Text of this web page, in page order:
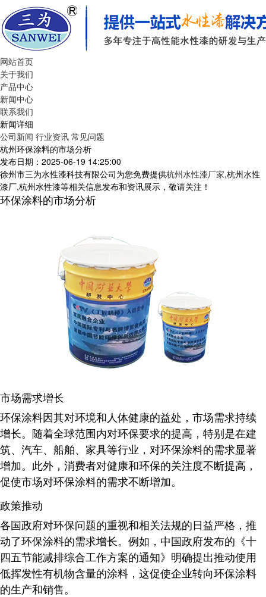
网站首页
关于我们
产品中心
新闻中心
联系我们
新闻详细
公司新闻 行业资讯 常见问题
杭州环保涂料的市场分析
发布日期：2025-06-19 14:25:00
徐州市三为水性漆科技有限公司为您免费提供杭州水性漆厂家,杭州水性
漆厂,杭州水性漆等相关信息发布和资讯展示，敬请关注！
环保涂料的市场分析
市场需求增长
环保涂料因其对环境和人体健康的益处，市场需求持续
增长。随着全球范围内对环保要求的提高，特别是在建
筑、汽车、船舶、家具等行业，对环保涂料的需求显著
增加。此外，消费者对健康和环保的关注度不断提高，
促使市场对环保涂料的需求不断增加。
政策推动
各国政府对环保问题的重视和相关法规的日益严格，推
动了环保涂料的需求增长。例如，中国政府发布的《十
四五节能减排综合工作方案的通知》明确提出推动使用
低挥发性有机物含量的涂料，这促使企业转向环保涂料
的生产和销售。